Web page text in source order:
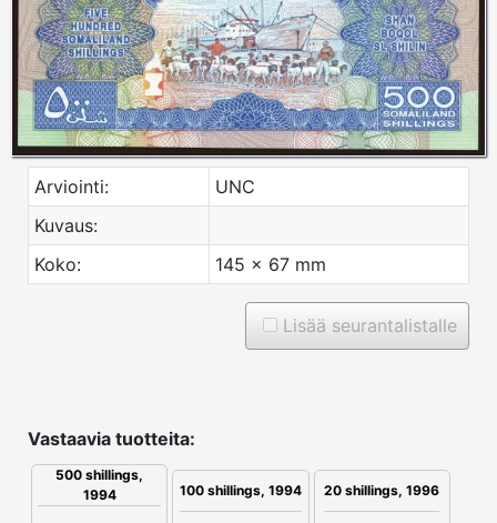
Arviointi:
UNC
Kuvaus:
Koko:
145 x 67 mm
Lisää seurantalistalle
Vastaavia tuotteita:
500 shillings,
1994
100 shillings, 1994 20 shillings, 1996